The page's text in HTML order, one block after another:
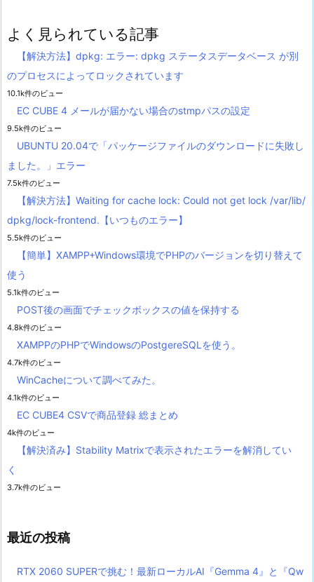
よく見られている記事
【解決方法】dpkg: エラー: dpkg ステータスデータベース が別
のプロセスによってロックされています
10.1k件のビュー
EC CUBE 4 メールが届かない場合のstmpパスの設定
9.5k件のビュー
UBUNTU 20.04で「パッケージファイルのダウンロードに失敗し
ました。」エラー
7.5k件のビュー
【解決方法】Waiting for cache lock: Could not get lock /var/lib/
dpkg/lock-frontend.【いつものエラー】
5.5k件のビュー
【簡単】XAMPP+Windows環境でPHPのバージョンを切り替えて
使う
5.1k件のビュー
POST後の画面でチェックボックスの値を保持する
4.8k件のビュー
XAMPPのPHPでWindowsのPostgereSQLを使う。
4.7k件のビュー
WinCacheについて調べてみた。
4.1k件のビュー
EC CUBE4 CSVで商品登録 総まとめ
4k件のビュー
【解決済み】Stability Matrixで表示されたエラーを解消してい
く
3.7k件のビュー
最近の投稿
RTX 2060 SUPERで挑む！最新ローカルAI『Gemma 4』と『Qw